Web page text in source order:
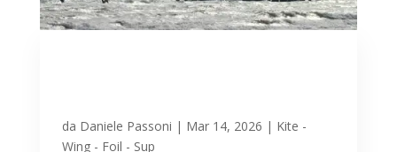
da Daniele Passoni | Mar 14, 2026 | Kite -
Wing - Foil - Sup